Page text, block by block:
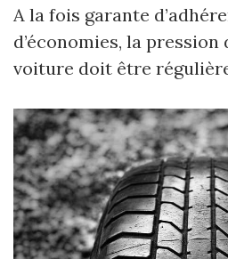
A la fois garante
d’économies, la
voiture doit être